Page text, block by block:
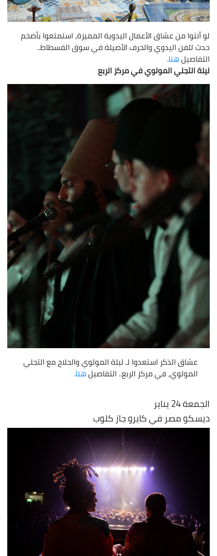
لو أنتوا من عشاق الأعمال اليدوية المميزة، استمتعوا بأضخم
حدث للفن اليدوي والحرف الأصيلة في سوق الفسطاط..
التفاصيلهنا.
ليلة التجلي المولوي في مركز الربع
عشاق الذكر استعدوا لـ ليلة المولوي والحلاج مع التجلي
المولوي، في مركز الربع.. التفاصيلهنا.
الجمعة 24 يناير
ديسكو مصر في كايرو جاز كلوب